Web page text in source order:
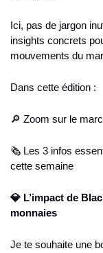
Ici, pas de jargon
insights concrets
mouvements du
Dans cette édition :
🔎 Zoom sur le
🗞️ Les 3 infos
cette semaine
💎 L’impact de
monnaies
Je te souhaite une